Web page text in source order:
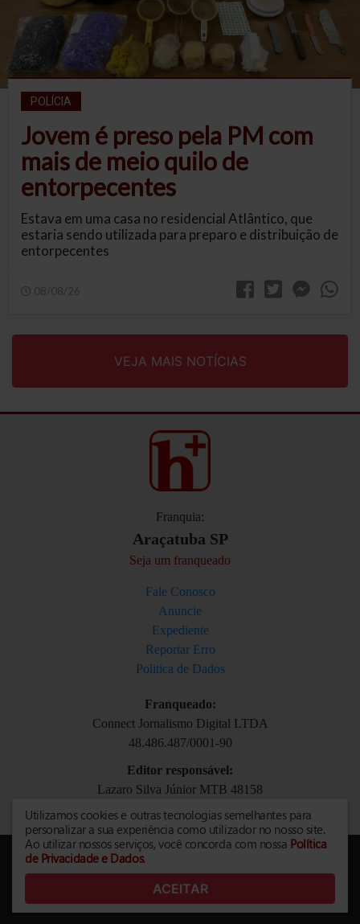
POLÍCIA
Jovem é preso pela PM com
mais de meio quilo de
entorpecentes
Estava em uma casa no residencial Atlântico, que
estaria sendo utilizada para preparo e distribuição de
entorpecentes
08/08/26
VEJA MAIS NOTÍCIAS
Franquia:
Araçatuba SP
Seja um franqueado
Fale Conosco
Anuncie
Expediente
Reportar Erro
Politica de Dados
Franqueado:
Connect Jornalismo Digital LTDA
48.486.487/0001-90
Editor responsável:
Lazaro Silva Júnior MTB 48158
lazaro.junior@ata.hojemais.com.br
Todos os direitos reservados
Utilizamos cookies e outras tecnologias semelhantes para
personalizar a sua experiência como utilizador no nosso site.
Ao utilizar nossos serviços, você concorda com nossa Política
de Privacidade e Dados.
ACEITAR